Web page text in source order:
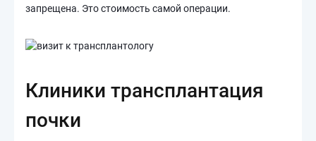
запрещена. Это стоимость самой операции.
Клиники трансплантация
почки